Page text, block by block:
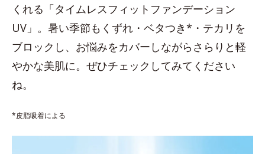
くれる「タイムレスフィットファンデーション
UV」。暑い季節もくずれ・ベタつき*・テカリを
ブロックし、お悩みをカバーしながらさらりと軽
やかな美肌に。ぜひチェックしてみてください
ね。
*皮脂吸着による